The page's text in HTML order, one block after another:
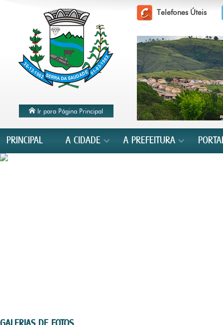
Ir para Página Principal
Telefones Úteis
PRINCIPAL A CIDADE A PREFEITURA